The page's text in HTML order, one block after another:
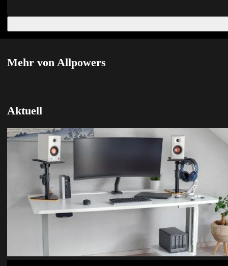
Mehr von Allpowers
Aktuell